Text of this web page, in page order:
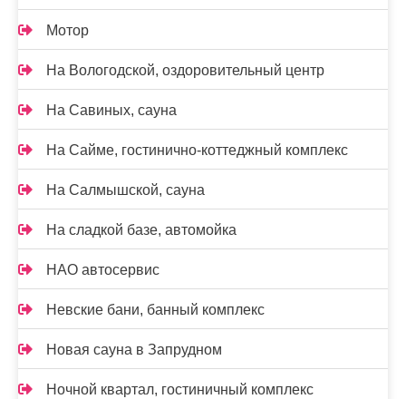
Мотор
На Вологодской, оздоровительный центр
На Савиных, сауна
На Сайме, гостинично-коттеджный комплекс
На Салмышской, сауна
На сладкой базе, автомойка
НАО автосервис
Невские бани, банный комплекс
Новая сауна в Запрудном
Ночной квартал, гостиничный комплекс